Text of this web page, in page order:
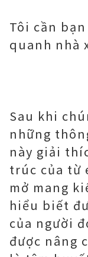
Tôi cần
quanh nhà
Sau khi
những
này giải
trúc của từ
mở mang
hiểu biết
của người
được nâng